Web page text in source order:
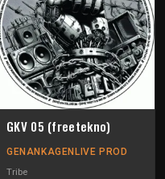
GKV 05 (freetekno)
GENANKAGENLIVE PROD
Tribe